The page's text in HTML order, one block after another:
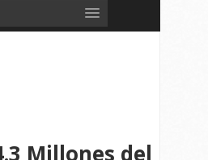
Millones del